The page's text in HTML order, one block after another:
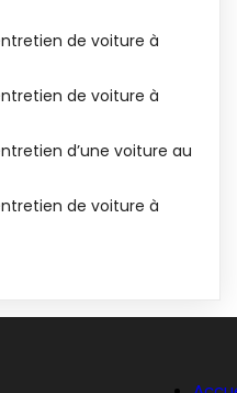
de voiture à
de voiture à
d’une voiture au
de voiture à